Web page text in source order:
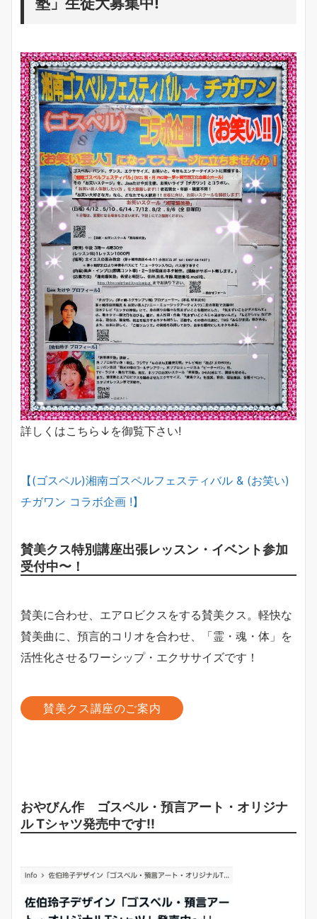
詳しくはこちら↓を御覧下さい!
【(ゴスペル)湘南ゴスペルフェスティバル & (お笑い)
チガワン コラボ企画 !】
賛美クス特別講座出張レッスン・イベント参加
受付中〜！
賛美に合わせ、エアロビクスをする賛美クス。軽快な
賛美曲に、預言的コリオを合わせ、「霊・魂・体」を
活性化させるワーシップ・エクササイズです！
賛美クス講座のご案内
おやびん作 ゴスペル・預言アート・オリジナ
ル Tシャツ発売中です!!